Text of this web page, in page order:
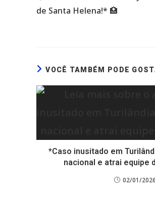
de Santa Helena!* 🏥
VOCÊ TAMBÉM PODE
*Caso inusitado em
nacional e atrai equipe
02/01/2026